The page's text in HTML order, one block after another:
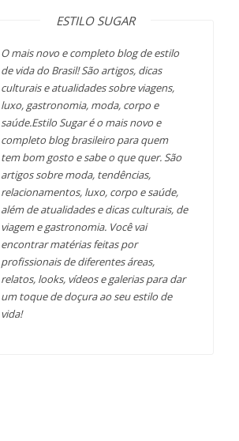
ESTILO SUGAR
O mais novo e completo blog de estilo
de vida do Brasil! São artigos, dicas
culturais e atualidades sobre viagens,
luxo, gastronomia, moda, corpo e
saúde.Estilo Sugar é o mais novo e
completo blog brasileiro para quem
tem bom gosto e sabe o que quer. São
artigos sobre moda, tendências,
relacionamentos, luxo, corpo e saúde,
além de atualidades e dicas culturais, de
viagem e gastronomia. Você vai
encontrar matérias feitas por
profissionais de diferentes áreas,
relatos, looks, vídeos e galerias para dar
um toque de doçura ao seu estilo de
vida!